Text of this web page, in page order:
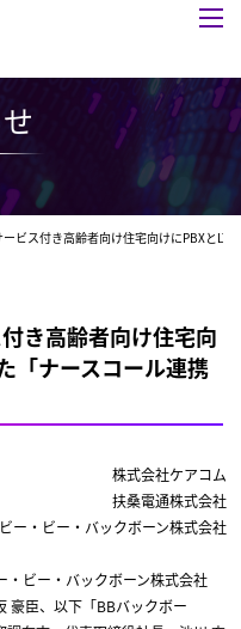
ービス付き高齢者向け住宅向けにPBXと
き高齢者向け住宅向
「ナースコール連携
株式会社ケアコム
扶桑電通株式会社
ビー・ビー・バックボーン株式会社
ビー・バックボーン株式会社
豪臣、以下「BBバックボー